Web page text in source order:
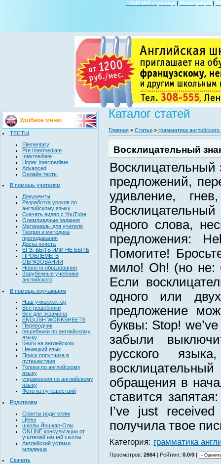
ГЛАВНАЯ страница | Регистрация |
Удобное меню
ТЕСТЫ
Elementary
Pre Intermediate
Intermediate
Upper Intermediate
Advanced
Онлайн тесты
В помощь учителям
Документы
Разработка уроков по
английскому языку
Скачать видео с YouTube
Олимпиадные задания
Материалы для учителя
Теория и методика
преподавания
Доска почета
ЕГЭ: БЫТЬ ИЛИ НЕ БЫТЬ
ПРОБЛЕМЫ В
ОБРАЗОВАНИИ
Новости образования
Зарубежные учебники
английского
В помощь изучающим
Наш учколлектор
Все решебники
Все для экзамена
ENGLISH WORKSHEETS
Переводчик
решебники по английскому
языку
Книги на английском
Немецкий язык
Поиск попутчика в
путешествие
Топики по английскому
языку
упражнения по английскому
языку
Фото из путешествий
Родителям
Советы родителям
Цены
школы Йошкар-Олы
ONLINE консультации от
учителей нашей школы
Английский устами
младенца
Скачать
Каталог статей
Главная » Статьи » грамматика
Восклицательный
Восклицательный
предложений,
удивление,
одного слова,
предложения:
Помогите!
мило! Oh! (но
Если
одного или
предложение
буквы: Stop!
забыли
русского
обращения в
ставится
I’ve just
получила твое
Категория: грамматика
Просмотров: 2664 | Рейтинг: 0.0/0 |